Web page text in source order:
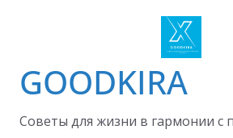
GOODKIRA
Cоветы для жизни в гармонии с